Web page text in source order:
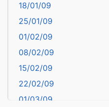
Batman
Bayburt
Bilecik
Bingöl
Bitlis
Bolu
Burdur
18/01/09
25/01/09
01/02/09
08/02/09
15/02/09
22/02/09
01/03/09